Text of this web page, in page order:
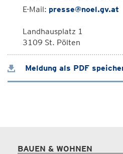
E-Mail: presse@noel.gv.at
Landhausplatz 1
3109 St. Pölten
Meldung als PDF
BAUEN & WOHNEN